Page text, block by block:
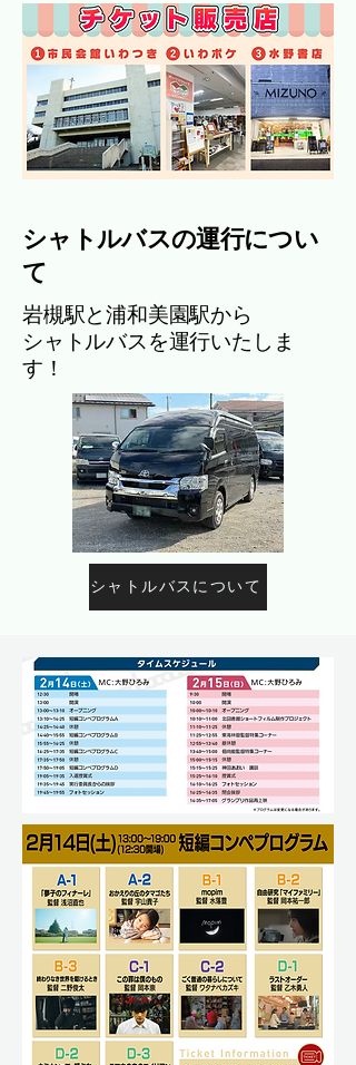
シャトルバスの運行につい
て
岩槻駅と浦和美園駅から
シャトルバスを運行いたしま
す！
シャトルバスについて